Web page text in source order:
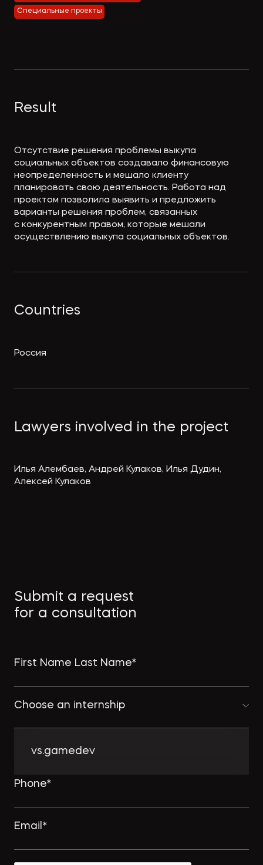
Экологическое
Специальные проекты
Result
Отсутствие решения проблемы выкупа
социальных объектов создавало финансовую
неопределенность и мешало клиенту
планировать свою деятельность. Работа над
проектом позволила выявить и предложить
варианты решения проблем, связанных
с конкурентным правом, которые мешали
осуществлению выкупа социальных объектов.
Countries
Россия
Lawyers involved in the project
Илья Алембаев, Андрей Кулаков, Илья Дудин,
Алексей Кулаков
Submit a request
for a consultation
Choose an internship
vs.gamedev